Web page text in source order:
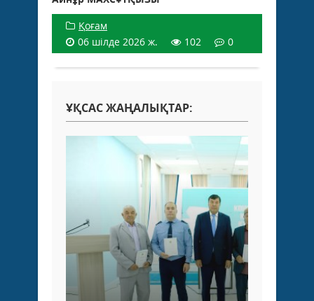
Қоғам
06 шілде 2026 ж.
102 0
ҰҚСАС ЖАҢАЛЫҚТАР: